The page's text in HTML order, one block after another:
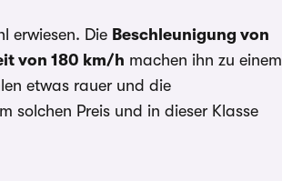
erwiesen. Die Beschleunigung von
von 180 km/h machen ihn zu einem
etwas rauer und die
solchen Preis und in dieser Klasse